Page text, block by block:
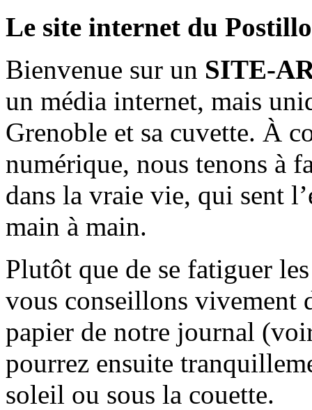
Le site internet du
Bienvenue sur un SITE-
un média internet, mais
Grenoble et sa cuvette. À
numérique, nous tenons à
dans la vraie vie, qui sent
main à main.
Plutôt que de se fatiguer
vous conseillons vivement
papier de notre journal
pourrez ensuite
soleil ou sous la couette.